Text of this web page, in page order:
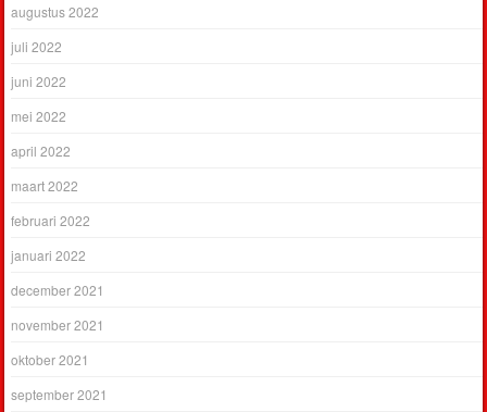
augustus 2022
juli 2022
juni 2022
mei 2022
april 2022
maart 2022
februari 2022
januari 2022
december 2021
november 2021
oktober 2021
september 2021